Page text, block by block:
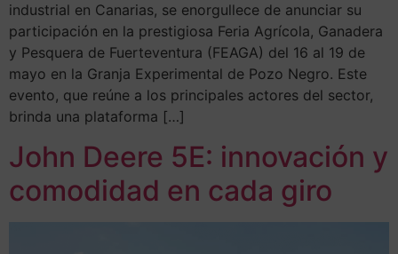
industrial en Canarias, se enorgullece de anunciar su
participación en la prestigiosa Feria Agrícola, Ganadera
y Pesquera de Fuerteventura (FEAGA) del 16 al 19 de
mayo en la Granja Experimental de Pozo Negro. Este
evento, que reúne a los principales actores del sector,
brinda una plataforma […]
John Deere 5E: innovación y
comodidad en cada giro